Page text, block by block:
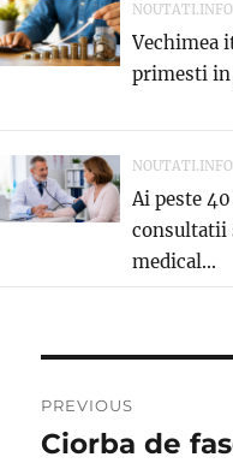
NOUTATI.INFO
Vechimea
primesti in
NOUTATI.INFO
Ai peste
consultatii
medical...
navigation
PREVIOUS
Previous
Ciorba de